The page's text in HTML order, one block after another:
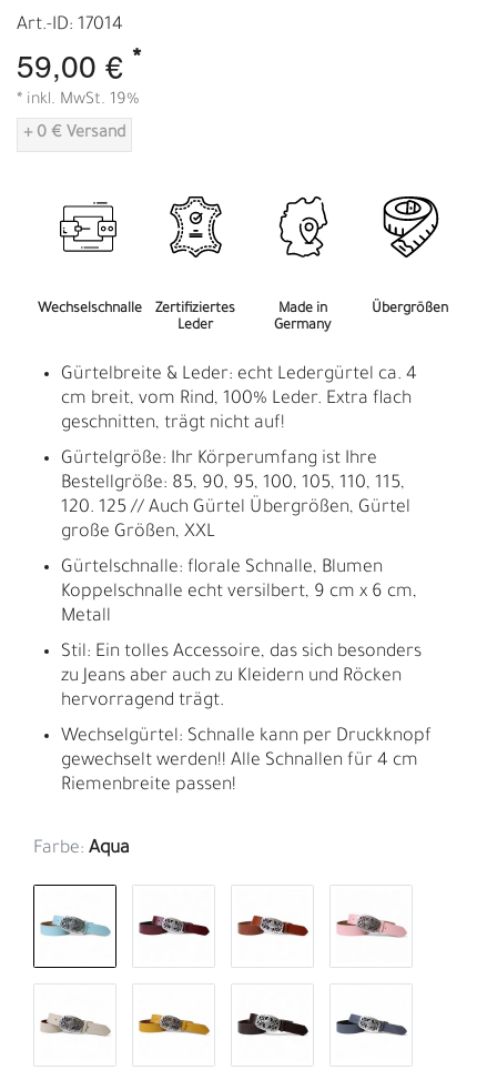
Art.-ID: 17014
59,00 € *
* inkl. MwSt. 19%
+ 0 € Versand
Wechselschnalle
Zertifiziertes
Leder
Made in
Germany
Übergrößen
Gürtelbreite & Leder: echt Ledergürtel ca. 4
cm breit, vom Rind, 100% Leder. Extra flach
geschnitten, trägt nicht auf!
Gürtelgröße: Ihr Körperumfang ist Ihre
Bestellgröße: 85, 90, 95, 100, 105, 110, 115,
120. 125 // Auch Gürtel Übergrößen, Gürtel
große Größen, XXL
Gürtelschnalle: florale Schnalle, Blumen
Koppelschnalle echt versilbert, 9 cm x 6 cm,
Metall
Stil: Ein tolles Accessoire, das sich besonders
zu Jeans aber auch zu Kleidern und Röcken
hervorragend trägt.
Wechselgürtel: Schnalle kann per Druckknopf
gewechselt werden!! Alle Schnallen für 4 cm
Riemenbreite passen!
Farbe: Aqua